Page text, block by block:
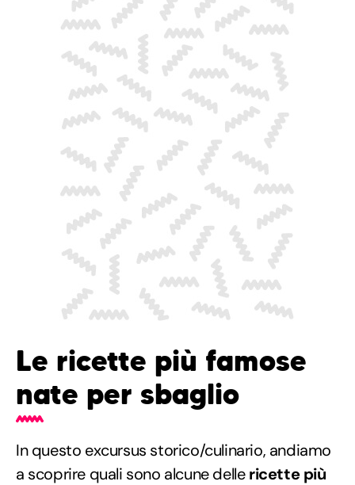
Le ricette più famose
nate per sbaglio
In questo excursus storico/culinario, andiamo
a scoprire quali sono alcune dellericette più